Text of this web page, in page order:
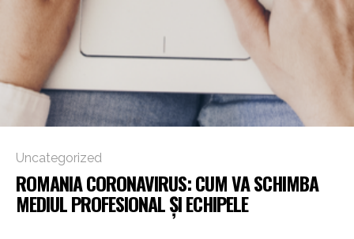
Uncategorized
ROMANIA CORONAVIRUS: CUM VA SCHIMBA
MEDIUL PROFESIONAL ȘI ECHIPELE